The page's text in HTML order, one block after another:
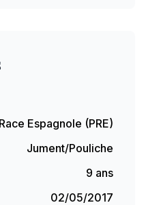
Espagnole (PRE)
Jument/Pouliche
9 ans
02/05/2017